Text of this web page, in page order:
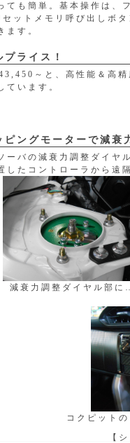
ても簡単。基本操作は、
セットメモリ呼び出しボ
ます。
プライス！
～と、高性能＆高
ています。
ピングモーターで減衰
ーバの減衰力調整ダイヤ
したコントローラから遠
減衰力調整ダイヤル部に
コクピット
【